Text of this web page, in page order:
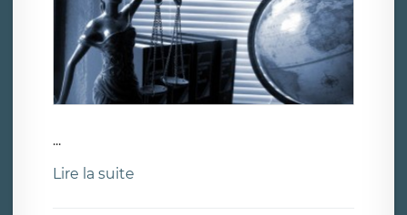
...
Lire la suite